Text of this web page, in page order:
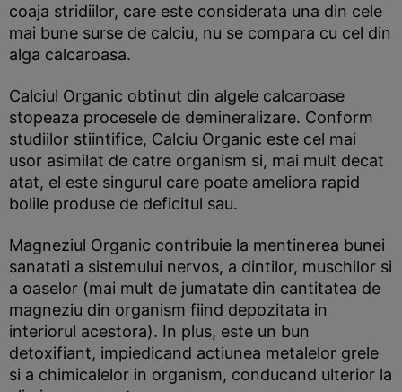
coaja stridiilor, care este considerata una din cele
mai bune surse de calciu, nu se compara cu cel din
alga calcaroasa.
Calciul Organic obtinut din algele calcaroase
stopeaza procesele de demineralizare. Conform
studiilor stiintifice, Calciu Organic este cel mai
usor asimilat de catre organism si, mai mult decat
atat, el este singurul care poate ameliora rapid
bolile produse de deficitul sau.
Magneziul Organic contribuie la mentinerea bunei
sanatati a sistemului nervos, a dintilor, muschilor si
a oaselor (mai mult de jumatate din cantitatea de
magneziu din organism fiind depozitata in
interiorul acestora). In plus, este un bun
detoxifiant, impiedicand actiunea metalelor grele
si a chimicalelor in organism, conducand ulterior la